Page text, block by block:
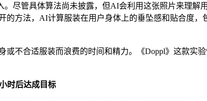
管具体算法尚未披露，但AI会利用这张照片来理解
的方法，AI计算服装在用户身体上的垂坠感和贴合度
合适服装而浪费的时间和精力。《Doppl》这款实验
时后达成目标